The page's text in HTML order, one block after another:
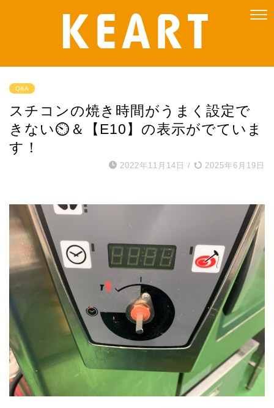
Q&A
スチコンの焼き時間がうまく設定で
きない⏲＆【E10】の表示がでていま
す！
2022年11月14日 / 2025年6月19日